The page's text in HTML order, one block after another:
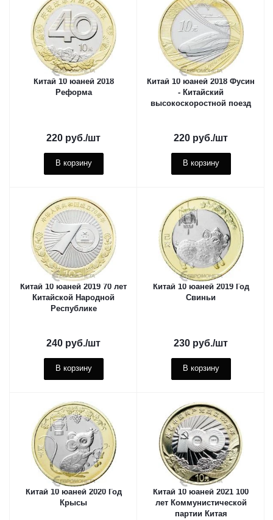
Китай 10 юаней 2018
Реформа
220 руб./шт
В корзину
Китай 10 юаней 2018 Фусин
- Китайский
высокоскоростной поезд
220 руб./шт
В корзину
Китай 10 юаней 2019 70 лет
Китайской Народной
Республике
240 руб./шт
В корзину
Китай 10 юаней 2019 Год
Свиньи
230 руб./шт
В корзину
Китай 10 юаней 2020 Год
Крысы
Китай 10 юаней 2021 100
лет Коммунистической
партии Китая